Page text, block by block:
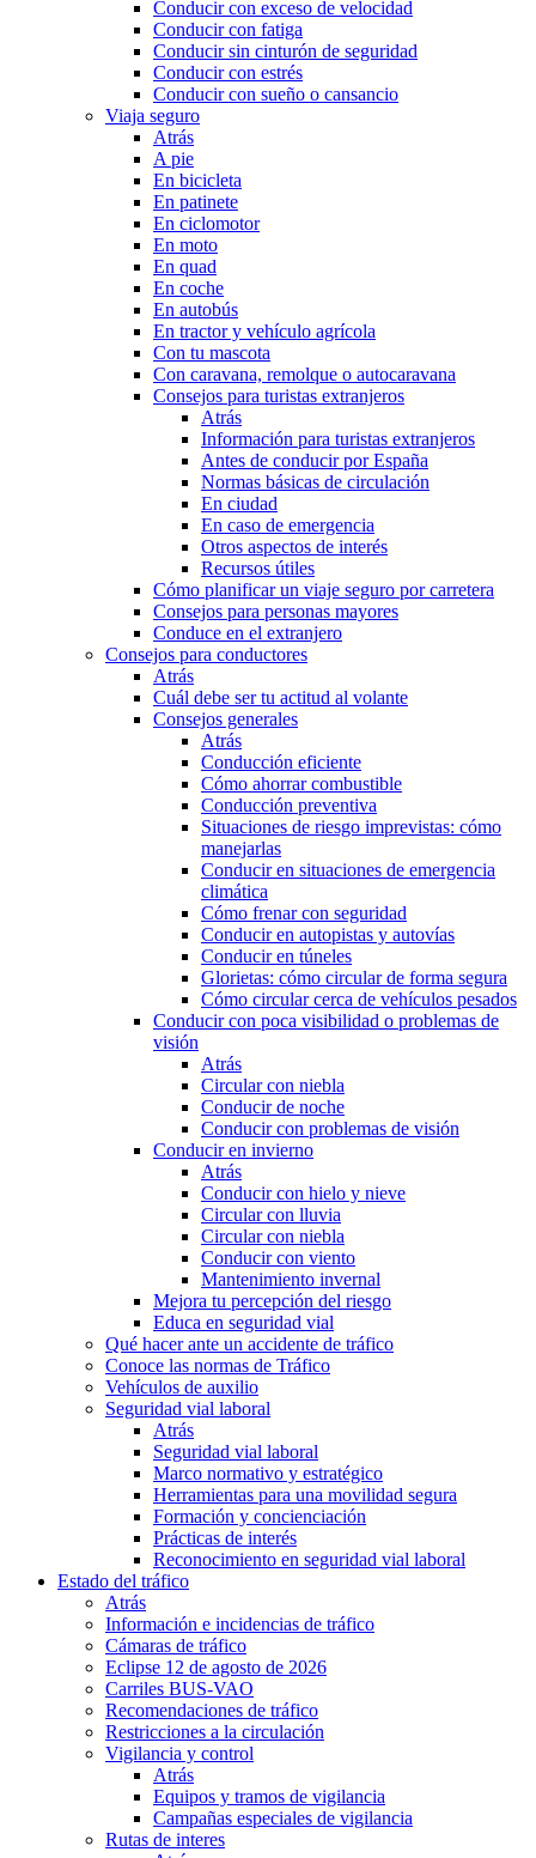
Conducir con exceso de velocidad
Conducir con fatiga
Conducir sin cinturón de seguridad
Conducir con estrés
Conducir con sueño o cansancio
Viaja seguro
Atrás
A pie
En bicicleta
En patinete
En ciclomotor
En moto
En quad
En coche
En autobús
En tractor y vehículo agrícola
Con tu mascota
Con caravana, remolque o autocaravana
Consejos para turistas extranjeros
Atrás
Información para turistas extranjeros
Antes de conducir por España
Normas básicas de circulación
En ciudad
En caso de emergencia
Otros aspectos de interés
Recursos útiles
Cómo planificar un viaje seguro por carretera
Consejos para personas mayores
Conduce en el extranjero
Consejos para conductores
Atrás
Cuál debe ser tu actitud al volante
Consejos generales
Atrás
Conducción eficiente
Cómo ahorrar combustible
Conducción preventiva
Situaciones de riesgo imprevistas: cómo
manejarlas
Conducir en situaciones de emergencia
climática
Cómo frenar con seguridad
Conducir en autopistas y autovías
Conducir en túneles
Glorietas: cómo circular de forma segura
Cómo circular cerca de vehículos pesados
Conducir con poca visibilidad o problemas de
visión
Atrás
Circular con niebla
Conducir de noche
Conducir con problemas de visión
Conducir en invierno
Atrás
Conducir con hielo y nieve
Circular con lluvia
Circular con niebla
Conducir con viento
Mantenimiento invernal
Mejora tu percepción del riesgo
Educa en seguridad vial
Qué hacer ante un accidente de tráfico
Conoce las normas de Tráfico
Vehículos de auxilio
Seguridad vial laboral
Atrás
Seguridad vial laboral
Marco normativo y estratégico
Herramientas para una movilidad segura
Formación y concienciación
Prácticas de interés
Reconocimiento en seguridad vial laboral
Estado del tráfico
Atrás
Información e incidencias de tráfico
Cámaras de tráfico
Eclipse 12 de agosto de 2026
Carriles BUS-VAO
Recomendaciones de tráfico
Restricciones a la circulación
Vigilancia y control
Atrás
Equipos y tramos de vigilancia
Campañas especiales de vigilancia
Rutas de interes